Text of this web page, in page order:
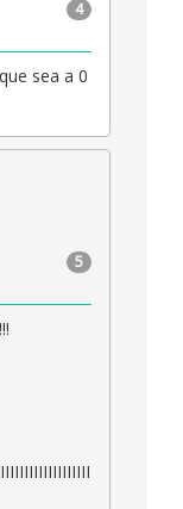
4
sea a 0
5